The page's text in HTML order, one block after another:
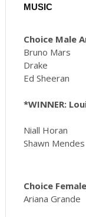
MUSIC
Choice Male
Bruno Mars
Drake
Ed Sheeran
*WINNER:
Niall Horan
Shawn Mendes
Choice
Ariana Grande